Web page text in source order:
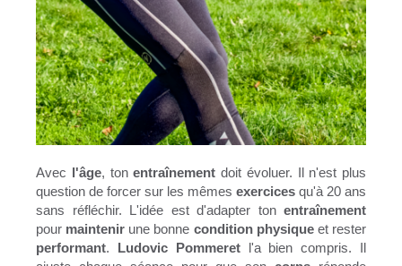
Avec l'âge, tonentraînement doit évoluer. Il n'est plus
question de forcer sur les mêmes exercices qu'à 20 ans
sans réfléchir. L'idée est d'adapter ton entraînement
pour maintenir une bonne condition physiqueet rester
performant. Ludovic Pommeretl'a bien compris. Il